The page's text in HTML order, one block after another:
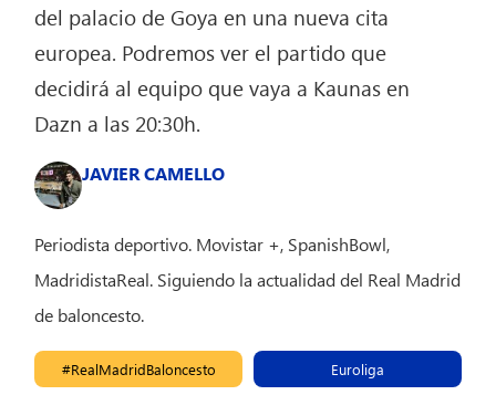
del palacio de Goya en una nueva cita
europea. Podremos ver el partido que
decidirá al equipo que vaya a Kaunas en
Dazn a las 20:30h.
JAVIER CAMELLO
Periodista deportivo. Movistar +, SpanishBowl,
MadridistaReal. Siguiendo la actualidad del Real Madrid
de baloncesto.
#RealMadridBaloncesto Euroliga